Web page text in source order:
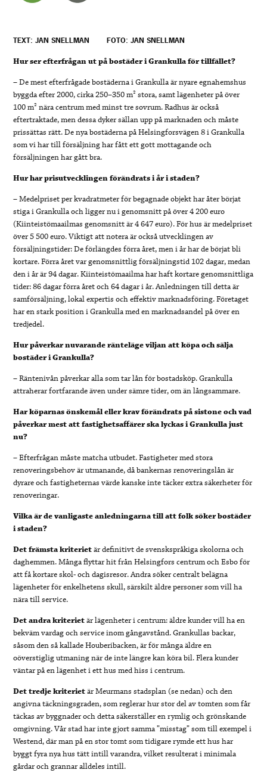
TEXT: JAN SNELLMAN FOTO: JAN SNELLMAN
Hur ser efterfrågan ut på bostäder i Grankulla för tillfället?
– De mest efterfrågade bostäderna i Grankulla är nyare egnahemshus
byggda efter 2000, cirka 250–350 m² stora, samt lägenheter på över
100 m² nära centrum med minst tre sovrum. Radhus är också
eftertraktade, men dessa dyker sällan upp på marknaden och måste
prissättas rätt. De nya bostäderna på Helsingforsvägen 8 i Grankulla
som vi har till försäljning har fått ett gott mottagande och
försäljningen har gått bra.
Hur har prisutvecklingen förändrats i år i staden?
– Medelpriset per kvadratmeter för begagnade objekt har åter börjat
stiga i Grankulla och ligger nu i genomsnitt på över 4 200 euro
(Kiinteistömaailmas genomsnitt är 4 647 euro). För hus är medelpriset
över 5 500 euro. Viktigt att notera är också utvecklingen av
försäljningstider: De förlängdes förra året, men i år har de börjat bli
kortare. Förra året var genomsnittlig försäljningstid 102 dagar, medan
den i år är 94 dagar. Kiinteistömaailma har haft kortare genomsnittliga
tider: 86 dagar förra året och 64 dagar i år. Anledningen till detta är
samförsäljning, lokal expertis och effektiv marknadsföring. Företaget
har en stark position i Grankulla med en marknadsandel på över en
tredjedel.
Hur påverkar nuvarande ränteläge viljan att köpa och sälja
bostäder i Grankulla?
– Räntenivån påverkar alla som tar lån för bostadsköp. Grankulla
attraherar fortfarande även under sämre tider, om än långsammare.
Har köparnas önskemål eller krav förändrats på sistone och vad
påverkar mest att fastighetsaffärer ska lyckas i Grankulla just
nu?
– Efterfrågan måste matcha utbudet. Fastigheter med stora
renoveringsbehov är utmanande, då bankernas renoveringslån är
dyrare och fastigheternas värde kanske inte täcker extra säkerheter för
renoveringar.
Vilka är de vanligaste anledningarna till att folk söker bostäder
i staden?
Det främsta kriterietär definitivt de svenskspråkiga skolorna och
daghemmen. Många flyttar hit från Helsingfors centrum och Esbo för
att få kortare skol- och dagisresor. Andra söker centralt belägna
lägenheter för enkelhetens skull, särskilt äldre personer som vill ha
nära till service.
Det andra kriterietär lägenheter i centrum: äldre kunder vill ha en
bekväm vardag och service inom gångavstånd. Grankullas backar,
såsom den så kallade Houberibacken, är för många äldre en
oöverstiglig utmaning när de inte längre kan köra bil. Flera kunder
väntar på en lägenhet i ett hus med hiss i centrum.
Det tredje kriterietär Meurmans stadsplan (se nedan) och den
angivna täckningsgraden, som reglerar hur stor del av tomten som får
täckas av byggnader och detta säkerställer en rymlig och grönskande
omgivning. Vår stad har inte gjort samma ”misstag” som till exempel i
Westend, där man på en stor tomt som tidigare rymde ett hus har
byggt fyra nya hus tätt intill varandra, vilket resulterat i minimala
gårdar och grannar alldeles intill.